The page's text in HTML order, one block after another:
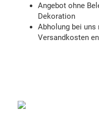
Angebot ohne
Dekoration
Abholung bei uns
Versandkosten